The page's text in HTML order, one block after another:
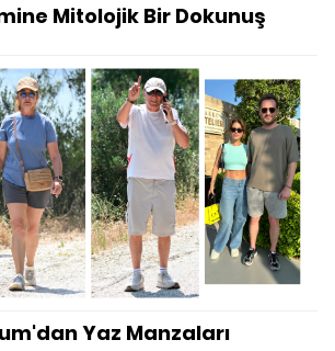
Mitolojik Bir Dokunuş
Yaz Manzaları